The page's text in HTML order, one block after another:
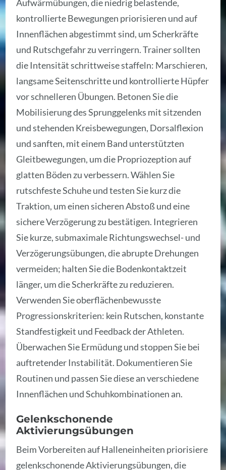
Aufwärmübungen, die niedrig belastende,
kontrollierte Bewegungen priorisieren und auf
Innenflächen abgestimmt sind, um Scherkräfte
und Rutschgefahr zu verringern. Trainer sollten
die Intensität schrittweise staffeln: Marschieren,
langsame Seitenschritte und kontrollierte Hüpfer
vor schnelleren Übungen. Betonen Sie die
Mobilisierung des Sprunggelenks mit sitzenden
und stehenden Kreisbewegungen, Dorsalflexion
und sanften, mit einem Band unterstützten
Gleitbewegungen, um die Propriozeption auf
glatten Böden zu verbessern. Wählen Sie
rutschfeste Schuhe und testen Sie kurz die
Traktion, um einen sicheren Abstoß und eine
sichere Verzögerung zu bestätigen. Integrieren
Sie kurze, submaximale Richtungswechsel- und
Verzögerungsübungen, die abrupte Drehungen
vermeiden; halten Sie die Bodenkontaktzeit
länger, um die Scherkräfte zu reduzieren.
Verwenden Sie oberflächenbewusste
Progressionskriterien: kein Rutschen, konstante
Standfestigkeit und Feedback der Athleten.
Überwachen Sie Ermüdung und stoppen Sie bei
auftretender Instabilität. Dokumentieren Sie
Routinen und passen Sie diese an verschiedene
Innenflächen und Schuhkombinationen an.
Gelenkschonende
Aktivierungsübungen
Beim Vorbereiten auf Halleneinheiten priorisiere
gelenkschonende Aktivierungsübungen, die